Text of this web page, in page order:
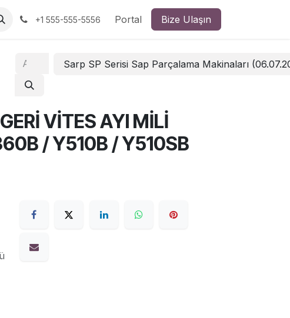
+1 555-555-5556 Portal Bize Ulaşın
Sarp SP Serisi Sap Parçalama Makinaları
VİTES AYI MİLİ
/ Y510B / Y510SB